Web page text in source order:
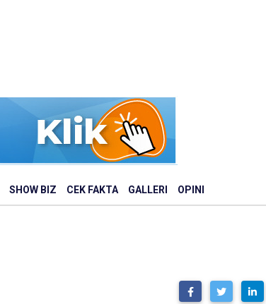
SHOW BIZ CEK FAKTA GALLERI OPINI